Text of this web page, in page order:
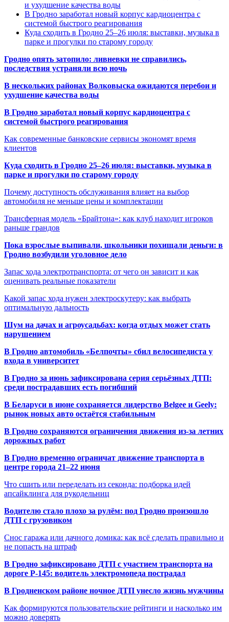
и ухудшение качества воды
В Гродно заработал новый корпус кардиоцентра с
системой быстрого реагирования
Куда сходить в Гродно 25–26 июля: выставки, музыка в
парке и прогулки по старому городу
Гродно опять затопило: ливневки не справились,
последствия устраняли всю ночь
В нескольких районах Волковыска ожидаются перебои и
ухудшение качества воды
В Гродно заработал новый корпус кардиоцентра с
системой быстрого реагирования
Как современные банковские сервисы экономят время
клиентов
Куда сходить в Гродно 25–26 июля: выставки, музыка в
парке и прогулки по старому городу
Почему доступность обслуживания влияет на выбор
автомобиля не меньше цены и комплектации
Трансферная модель «Брайтона»: как клуб находит игроков
раньше грандов
Пока взрослые выпивали, школьники похищали деньги: в
Гродно возбудили уголовное дело
Запас хода электротранспорта: от чего он зависит и как
оценивать реальные показатели
Какой запас хода нужен электроскутеру: как выбрать
оптимальную дальность
Шум на дачах и агроусадьбах: когда отдых может стать
нарушением
В Гродно автомобиль «Белпочты» сбил велосипедиста у
входа в университет
В Гродно за июнь зафиксирована серия серьёзных ДТП:
среди пострадавших есть погибший
В Беларуси в июне сохраняется лидерство Belgee и Geely:
рынок новых авто остаётся стабильным
В Гродно сохраняются ограничения движения из-за летних
дорожных работ
В Гродно временно ограничат движение транспорта в
центре города 21–22 июня
Что сшить или переделать из секонда: подборка идей
апсайклинга для рукодельниц
Водителю стало плохо за рулём: под Гродно произошло
ДТП с грузовиком
Снос гаража или дачного домика: как всё сделать правильно и
не попасть на штраф
В Гродно зафиксировано ДТП с участием транспорта на
дороге Р-145: водитель электромопеда пострадал
В Гродненском районе ночное ДТП унесло жизнь мужчины
Как формируются пользовательские рейтинги и насколько им
можно доверять